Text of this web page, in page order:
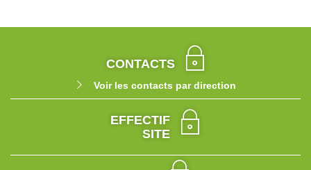
CONTACTS
Voir les contacts par direction
EFFECTIF
SITE